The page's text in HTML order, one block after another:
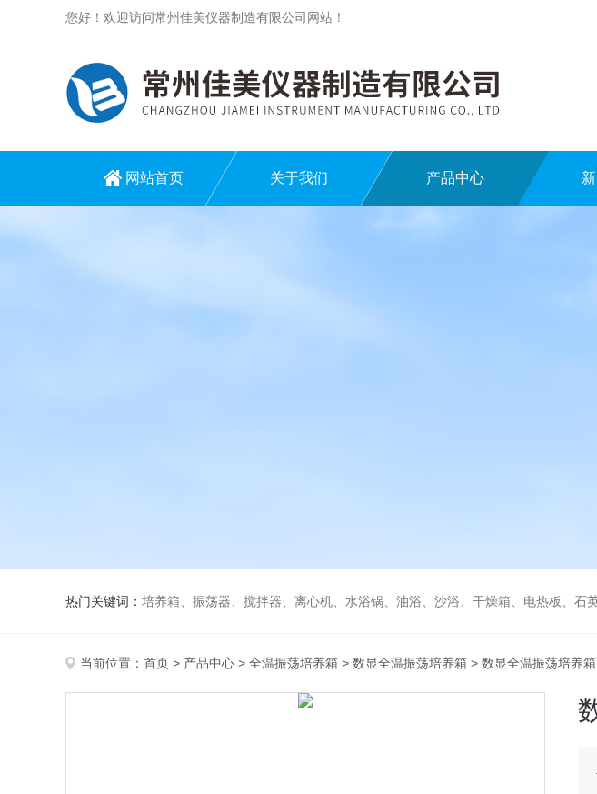
您好！欢迎访问常州佳美仪器制造有限公司网站！
网站首页 关于我们 产品中心
热门关键词： 培养箱、振荡器、搅拌器、离心机、水浴锅、油浴、沙浴、干燥箱、电热板、石
当前位置： 首页 > 产品中心 > 全温振荡培养箱 > 数显全温振荡培养箱 > 数显全温振荡培养箱